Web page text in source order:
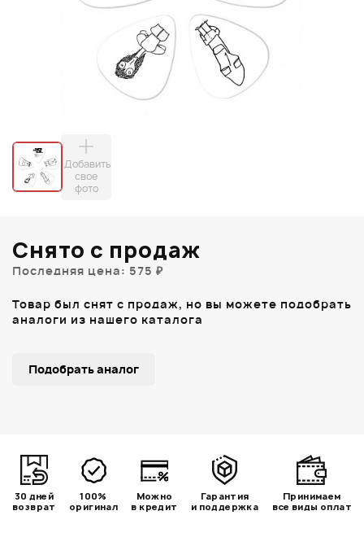
Добавить
свое
фото
Снято с продаж
Последняя цена: 575 ₽
Товар был снят с продаж, но вы можете подобрать
аналоги из нашего каталога
Подобрать аналог
30 дней
возврат
100%
оригинал
Можно
в кредит
Гарантия
и поддержка
Принимаем
все виды оплат